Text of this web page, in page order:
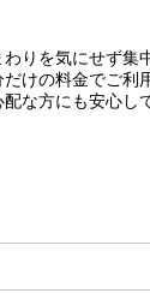
りを気にせず集
けの料金でご
な方にも安心し